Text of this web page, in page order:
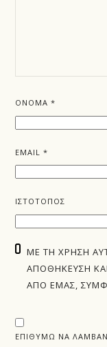
ΌΝΟΜΑ*
EMAIL*
ΙΣΤΌΤΟΠΟΣ
ΜΕ ΤΗ ΧΡΉΣΗ
ΑΠΟΘΉΚΕΥΣΗ
ΑΠΌ ΕΜΆΣ,
ΕΠΙΘΥΜΏ ΝΑ